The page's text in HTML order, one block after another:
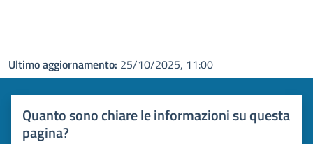
Ultimo aggiornamento: 25/10/2025, 11:00
Quanto sono chiare le informazioni su questa
pagina?